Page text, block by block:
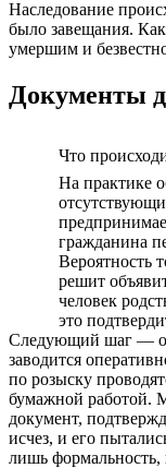
Наследование
было завещания.
умершим и
Документы
Что
На практике
гражданина
Вероятность
решит
человек
это
Следующий шаг —
заводится
по розыску
бумажной работой.
документ,
исчез, и его
лишь